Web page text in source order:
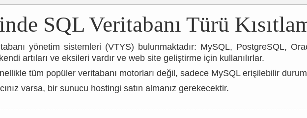
SQL Veritabanı Türü
yönetim sistemleri (VTYS) bulunmaktadır: MySQL, PostgreSQL,
artıları ve eksileri vardır ve web site geliştirme için kullanılırlar.
tüm popüler veritabanı motorları değil, sadece MySQL erişilebilir
varsa, bir sunucu hostingi satın almanız gerekecektir.